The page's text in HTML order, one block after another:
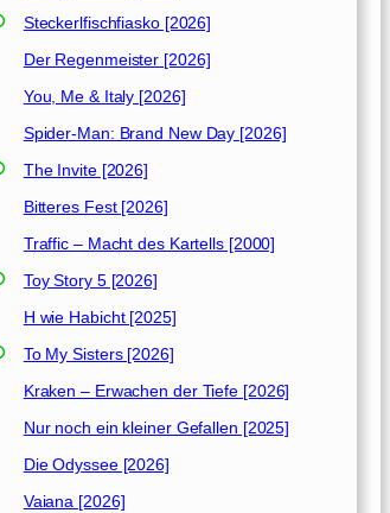
Steckerlfischfiasko [2026]
Der Regenmeister [2026]
You, Me & Italy [2026]
Spider-Man: Brand New Day [2026]
The Invite [2026]
Bitteres Fest [2026]
Traffic – Macht des Kartells [2000]
Toy Story 5 [2026]
H wie Habicht [2025]
To My Sisters [2026]
Kraken – Erwachen der Tiefe [2026]
Nur noch ein kleiner Gefallen [2025]
Die Odyssee [2026]
Vaiana [2026]